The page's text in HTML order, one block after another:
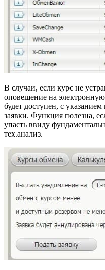
В случаи, если курс не
оповещение на
будет доступен, с
заявки. Функция полезна,
упасть ввиду
тех.анализ.